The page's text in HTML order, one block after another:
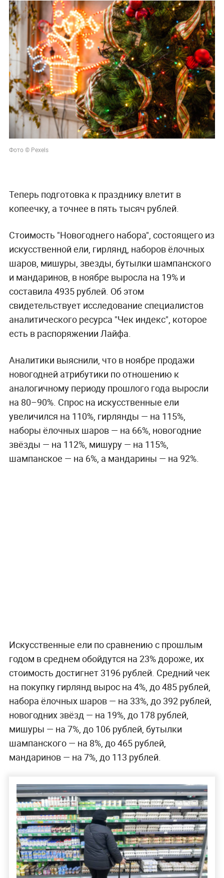
Фото © Pexels
Теперь подготовка к празднику влетит в
копеечку, а точнее в пять тысяч рублей.
Стоимость "Новогоднего набора", состоящего из
искусственной ели, гирлянд, наборов ёлочных
шаров, мишуры, звезды, бутылки шампанского
и мандаринов, в ноябре выросла на 19% и
составила 4935 рублей. Об этом
свидетельствует исследование специалистов
аналитического ресурса "Чек индекс", которое
есть в распоряжении Лайфа.
Аналитики выяснили, что в ноябре продажи
новогодней атрибутики по отношению к
аналогичному периоду прошлого года выросли
на 80–90%. Спрос на искусственные ели
увеличился на 110%, гирлянды — на 115%,
наборы ёлочных шаров — на 66%, новогодние
звёзды — на 112%, мишуру — на 115%,
шампанское — на 6%, а мандарины — на 92%.
Искусственные ели по сравнению с прошлым
годом в среднем обойдутся на 23% дороже, их
стоимость достигнет 3196 рублей. Средний чек
на покупку гирлянд вырос на 4%, до 485 рублей,
набора ёлочных шаров — на 33%, до 392 рублей,
новогодних звёзд — на 19%, до 178 рублей,
мишуры — на 7%, до 106 рублей, бутылки
шампанского — на 8%, до 465 рублей,
мандаринов — на 7%, до 113 рублей.